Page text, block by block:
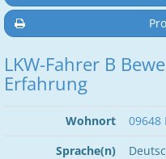
LKW-Fahrer B
Erfahrung
Wohnort
09648
Sprache(n)